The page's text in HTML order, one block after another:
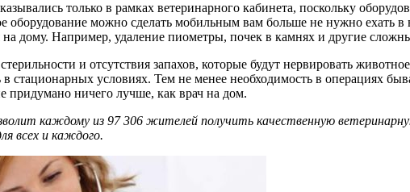
только в рамках ветеринарного кабинета, поскольку
оборудование можно сделать мобильным вам больше не нужно
на дому. Например, удаление пиометры, почек в камнях и другие
и отсутствия запахов, которые будут нервировать
стационарных условиях. Тем не менее необходимость в операциях
придумано ничего лучше, как врач на дом.
каждому из 97 306 жителей получить качественную
всех и каждого.